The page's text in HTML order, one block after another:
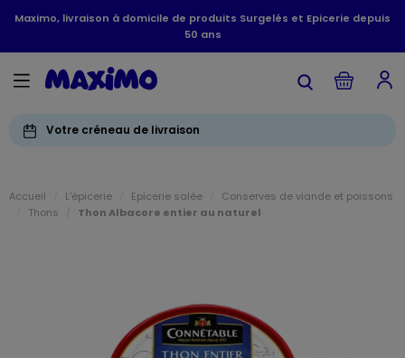
Maximo, livraison à domicile de produits Surgelés et Epicerie depuis
50 ans
Votre créneau de livraison
Accueil L'épicerie Epicerie salée
Conserves de viande et poissons
Thons
Thon Albacore entier au naturel